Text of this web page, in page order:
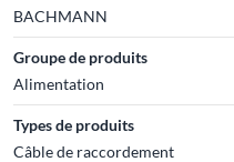
BACHMANN
Groupe de produits
Alimentation
Types de produits
Câble de raccordement